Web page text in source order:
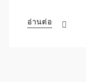
อ่านต่อ